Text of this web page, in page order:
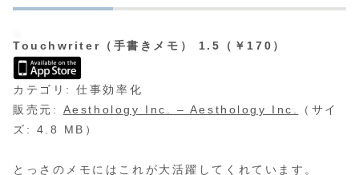
Touchwriter（手書きメモ） 1.5（￥170）
カテゴリ: 仕事効率化
販売元: Aesthology Inc. – Aesthology Inc.
（サイ
ズ: 4.8 MB）
とっさのメモにはこれが大活躍してくれています。